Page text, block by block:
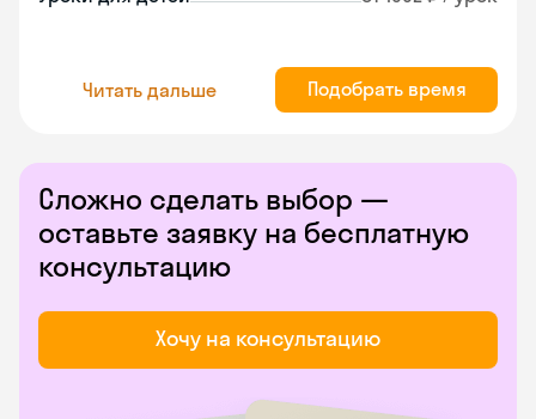
Читать дальше Подобрать время
Сложно сделать выбор —
оставьте заявку на бесплатную
консультацию
Хочу на консультацию